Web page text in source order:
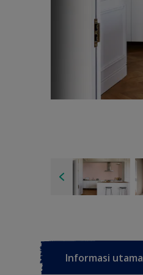
Informasi utama